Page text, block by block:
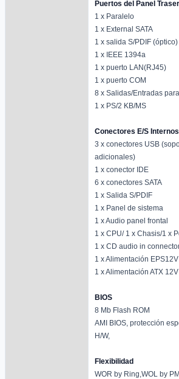
Puertos del Panel
1 x Paralelo
1 x External SATA
1 x salida S/PDIF (óptico)
1 x IEEE 1394a
1 x puerto LAN(RJ45)
1 x puerto COM
8 x Salidas/Entradas
1 x PS/2 KB/MS
Conectores E/S Internos
3 x conectores USB
adicionales)
1 x conector IDE
6 x conectores SATA
1 x Salida S/PDIF
1 x Panel de sistema
1 x Audio panel frontal
1 x CPU/ 1 x Chasis/1 x
1 x CD audio in
1 x Alimentación
1 x Alimentación ATX
BIOS
8 Mb Flash ROM
AMI BIOS, protección
H/W,
Flexibilidad
WOR by Ring,WOL by